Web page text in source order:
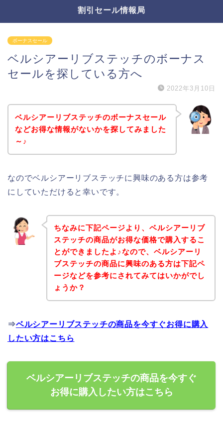
割引セール情報局
ボーナスセール
ベルシアーリブステッチのボーナス
セールを探している方へ
2022年3月10日
ベルシアーリブステッチのボーナスセール
などお得な情報がないかを探してみました
～♪
なのでベルシアーリブステッチに興味のある方は参考
にしていただけると幸いです。
ちなみに下記ページより、ベルシアーリブ
ステッチの商品がお得な価格で購入するこ
とができましたよ♪なので、ベルシアーリ
ブステッチの商品に興味のある方は下記ペ
ージなどを参考にされてみてはいかがでし
ょうか？
⇒ベルシアーリブステッチの商品を今すぐお得に購入
したい方はこちら
ベルシアーリブステッチの商品を今すぐ
お得に購入したい方はこちら